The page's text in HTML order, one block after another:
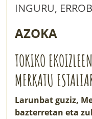
INGURU,
AZOKA
TOKIKO
MERKATU
Larunbat guziz,
bazterretan eta